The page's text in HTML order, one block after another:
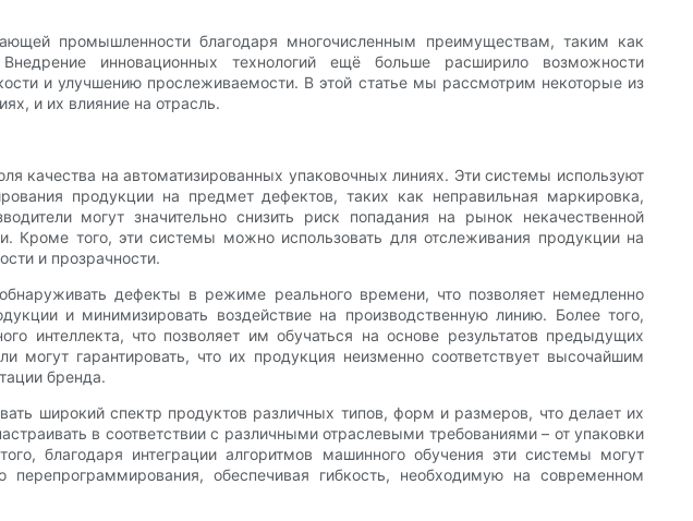
промышленности благодаря многочисленным преимуществам, таким как
инновационных технологий ещё больше расширило возможности
и улучшению прослеживаемости. В этой статье мы рассмотрим некоторые из
и их влияние на отрасль.
качества на автоматизированных упаковочных линиях. Эти системы используют
продукции на предмет дефектов, таких как неправильная маркировка,
могут значительно снизить риск попадания на рынок некачественной
Кроме того, эти системы можно использовать для отслеживания продукции на
и прозрачности.
дефекты в режиме реального времени, что позволяет немедленно
и минимизировать воздействие на производственную линию. Более того,
интеллекта, что позволяет им обучаться на основе результатов предыдущих
могут гарантировать, что их продукция неизменно соответствует высочайшим
бренда.
широкий спектр продуктов различных типов, форм и размеров, что делает их
в соответствии с различными отраслевыми требованиями – от упаковки
благодаря интеграции алгоритмов машинного обучения эти системы могут
обеспечивая гибкость, необходимую на современном